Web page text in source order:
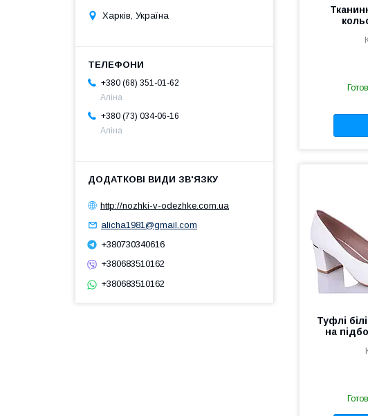
Туфлі
на
Харків, Україна
+380 (68) 351-01-62
Аліна
+380 (73) 034-06-16
Аліна
http://nozhki-v-odezhke.com.ua
alicha1981@gmail.com
+380730340616
+380683510162
+380683510162